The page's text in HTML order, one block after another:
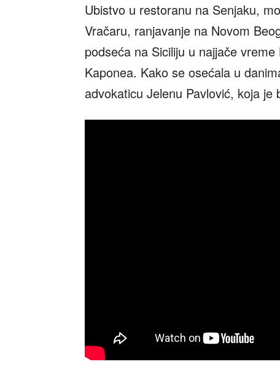
Ubistvo u restoranu na Senjaku,
Vračaru, ranjavanje na Novom
podseća na Siciliju u najjače
Kaponea. Kako se osećala u
advokaticu Jelenu Pavlović, koja je